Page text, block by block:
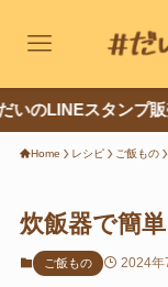
レシピカテゴリー
パスタ・グラ
肉のおかず
スタンプ販売中
Home レシピ ご飯もの
炊飯器で簡
ご飯もの 2024年